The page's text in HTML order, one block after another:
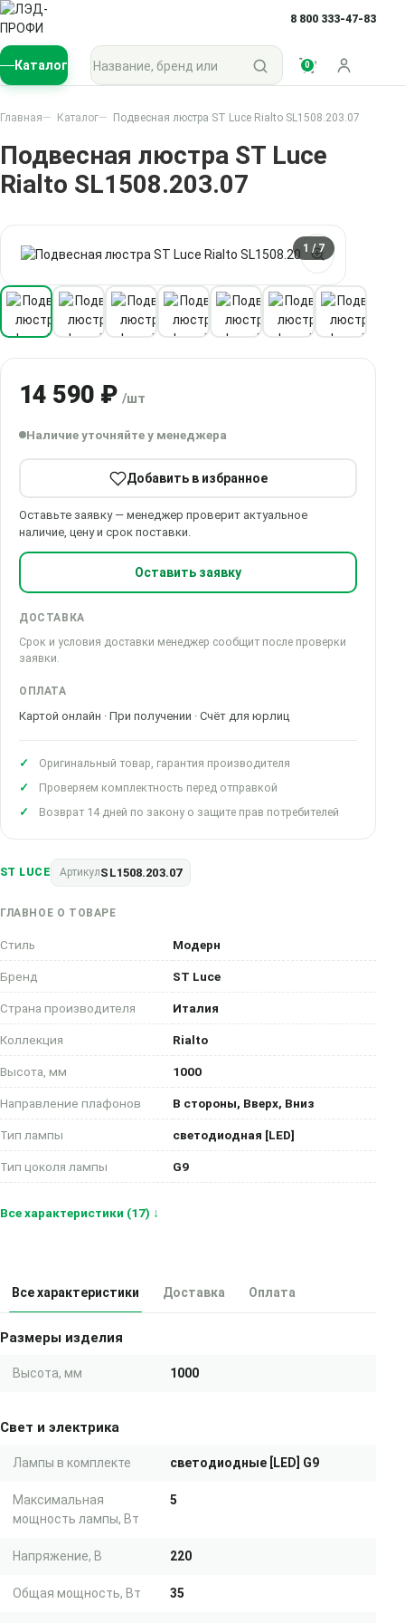
8 800 333-47-83
Каталог
Поиск по каталогу
0
Войти
Главная Каталог Подвесная люстра ST Luce Rialto SL1508.203.07
Подвесная люстра ST Luce
Rialto SL1508.203.07
1 / 7
ST LUCE АртикулSL1508.203.07
ГЛАВНОЕ О ТОВАРЕ
Стиль Модерн
Бренд ST Luce
Страна производителя Италия
Коллекция Rialto
Высота, мм 1000
Направление плафонов В стороны, Вверх, Вниз
Тип лампы светодиодная [LED]
Тип цоколя лампы G9
Все характеристики (17) ↓
14 590 ₽ /шт
Наличие уточняйте у менеджера
Добавить в избранное
Оставьте заявку — менеджер проверит актуальное
наличие, цену и срок поставки.
Оставить заявку
ДОСТАВКА
Срок и условия доставки менеджер сообщит после проверки
заявки.
ОПЛАТА
Картой онлайн · При получении · Счёт для юрлиц
Оригинальный товар, гарантия производителя
Проверяем комплектность перед отправкой
Возврат 14 дней по закону о защите прав потребителей
Все характеристики Доставка Оплата
Размеры изделия
Высота, мм 1000
Свет и электрика
Лампы в комплекте светодиодные [LED] G9
Максимальная
мощность лампы, Вт
5
Напряжение, В 220
Общая мощность, Вт 35